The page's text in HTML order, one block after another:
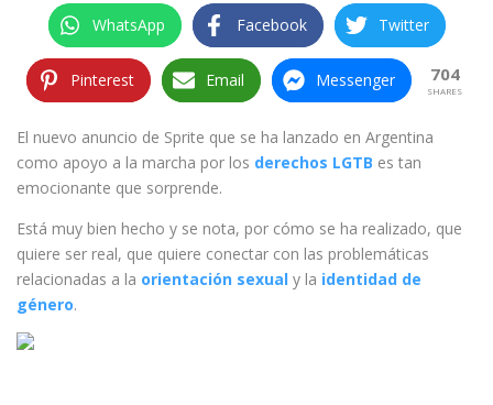
WhatsApp Facebook Twitter
Pinterest Email Messenger 704
SHARES
El nuevo anuncio de Sprite que se ha lanzado en Argentina
como apoyo a la marcha por los derechos LGTB es tan
emocionante que sorprende.
Está muy bien hecho y se nota, por cómo se ha realizado, que
quiere ser real, que quiere conectar con las problemáticas
relacionadas a la orientación sexual y la identidad de
género.